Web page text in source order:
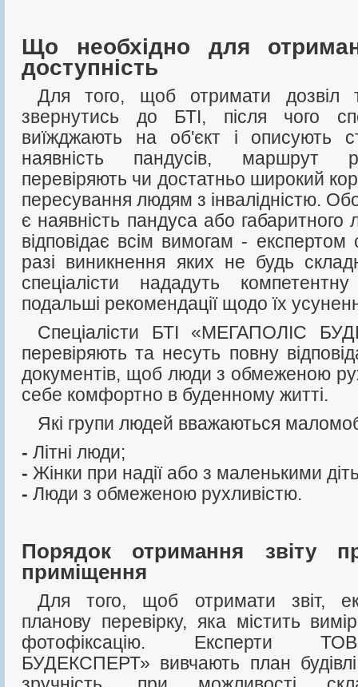
Що необхідно для
доступність
Для того, щоб отримати дозвіл та звіт, необхідно
звернутись до
БТІ, після чого
виїжджають на об'єкт і описують
наявність пандусів, маршрут
перевіряють чи достатньо широкий
пересування людям з інвалідністю.
є наявність пандуса або
відповідає всім вимогам - експертом
разі виникнення яких не будь
спеціалісти нададуть
подальші рекомендації щодо їх
Спеціалісти БТІ «МЕГАПОЛІС БУДЕКСПЕРТ» завжди
перевіряють та несуть повну
документів, щоб люди з обмеженою
себе комфортно в буденному житті.
Які групи людей вважаються
- Літні люди;
- Жінки при надії або з маленькими
- Люди з обмеженою рухливістю.
Порядок отримання звіту
приміщення
Для того, щоб отримати звіт, експерти проводять
планову перевірку, яка містить
фотофіксацію. Експерти
БУДЕКСПЕРТ» вивчають план